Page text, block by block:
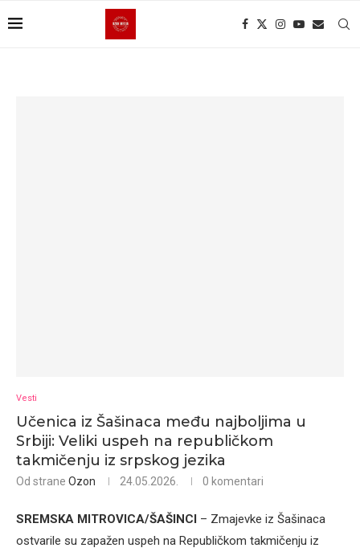
Vesti
Učenica iz Šašinaca među najboljima u
Srbiji: Veliki uspeh na republičkom
takmičenju iz srpskog jezika
Od strane Ozon 24.05.2026. 0 komentari
SREMSKA MITROVICA/ŠAŠINCI – Zmajevke iz Šašinaca
ostvarile su zapažen uspeh na Republičkom takmičenju iz